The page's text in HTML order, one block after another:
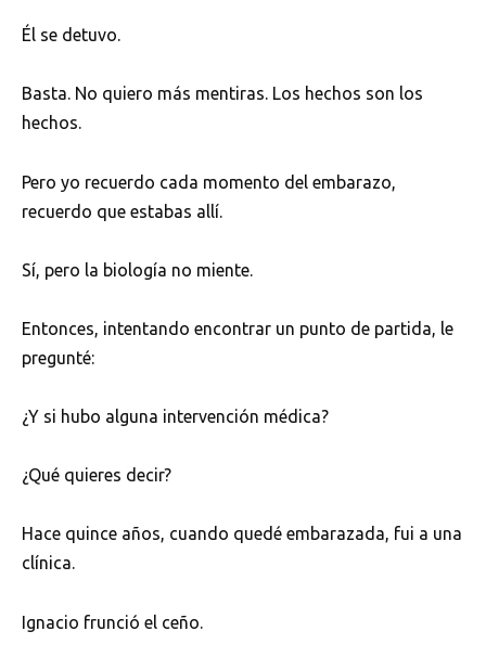
Él se detuvo.
Basta. No quiero más mentiras. Los hechos son los
hechos.
Pero yo recuerdo cada momento del embarazo,
recuerdo que estabas allí.
Sí, pero la biología no miente.
Entonces, intentando encontrar un punto de partida, le
pregunté:
¿Y si hubo alguna intervención médica?
¿Qué quieres decir?
Hace quince años, cuando quedé embarazada, fui a una
clínica.
Ignacio frunció el ceño.